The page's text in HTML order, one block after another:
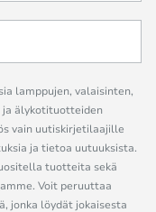
lamppujen, valaisinten,
älykotituotteiden
vain uutiskirjetilaajille
ja tietoa uutuuksista.
tuotteita sekä
Voit peruuttaa
jonka löydät jokaisesta